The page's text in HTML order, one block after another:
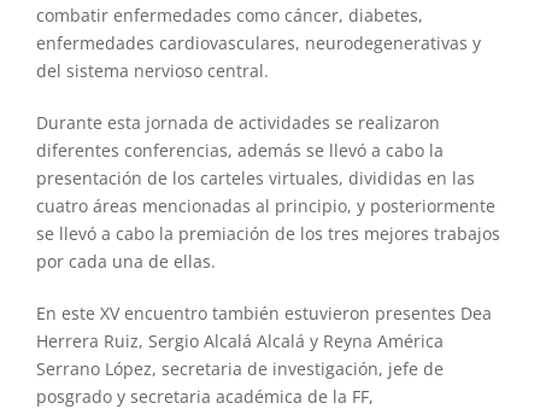
combatir enfermedades como cáncer, diabetes,
enfermedades cardiovasculares, neurodegenerativas y
del sistema nervioso central.
Durante esta jornada de actividades se realizaron
diferentes conferencias, además se llevó a cabo la
presentación de los carteles virtuales, divididas en las
cuatro áreas mencionadas al principio, y posteriormente
se llevó a cabo la premiación de los tres mejores trabajos
por cada una de ellas.
En este XV encuentro también estuvieron presentes Dea
Herrera Ruiz, Sergio Alcalá Alcalá y Reyna América
Serrano López, secretaria de investigación, jefe de
posgrado y secretaria académica de la FF,